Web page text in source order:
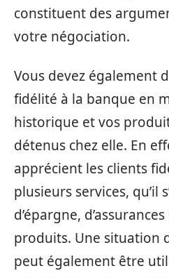
constituent des
votre négociation.
Vous devez également
fidélité à la banque en
historique et vos
détenus chez elle. En
apprécient les clients
plusieurs services, qu’il
d’épargne,
produits. Une situation
peut également être